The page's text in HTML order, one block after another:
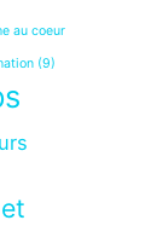
au coeur
(9)